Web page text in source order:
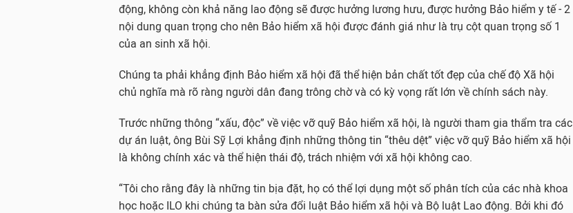
động, không còn khả năng lao động sẽ được hưởng lương hưu, được hưởng Bảo hiểm y tế - 2
nội dung quan trọng cho nên Bảo hiểm xã hội được đánh giá như là trụ cột quan trọng số 1
của an sinh xã hội.
Chúng ta phải khẳng định Bảo hiểm xã hội đã thể hiện bản chất tốt đẹp của chế độ Xã hội
chủ nghĩa mà rõ ràng người dân đang trông chờ và có kỳ vọng rất lớn về chính sách này.
Trước những thông “xấu, độc” về việc vỡ quỹ Bảo hiểm xã hội, là người tham gia thẩm tra các
dự án luật, ông Bùi Sỹ Lợi khẳng định những thông tin “thêu dệt” việc vỡ quỹ Bảo hiểm xã hội
là không chính xác và thể hiện thái độ, trách nhiệm với xã hội không cao.
“Tôi cho rằng đây là những tin bịa đặt, họ có thể lợi dụng một số phân tích của các nhà khoa
học hoặc ILO khi chúng ta bàn sửa đổi luật Bảo hiểm xã hội và Bộ luật Lao động. Bởi khi đó